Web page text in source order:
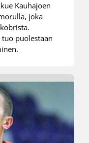
Kauhajoen
joka
puolestaan